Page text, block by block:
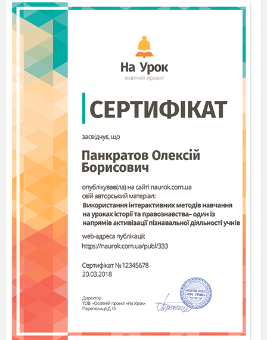
Виховувати
настроєм музики
відгадувати
зміни природних
явищ; знайомити
з образними
виразами (у
тридесятому
государстві; не
вспіли три рази
моргнути; не
надумати, не
вгадати, ні у
казці сказати);
підводити до
інтонувати
висловлювання
героїв у
1. Читання
3.
етюд
активізацію
рухами»,
за ритмом», «
імпровізація
змістом казки
«Гостини
великана у